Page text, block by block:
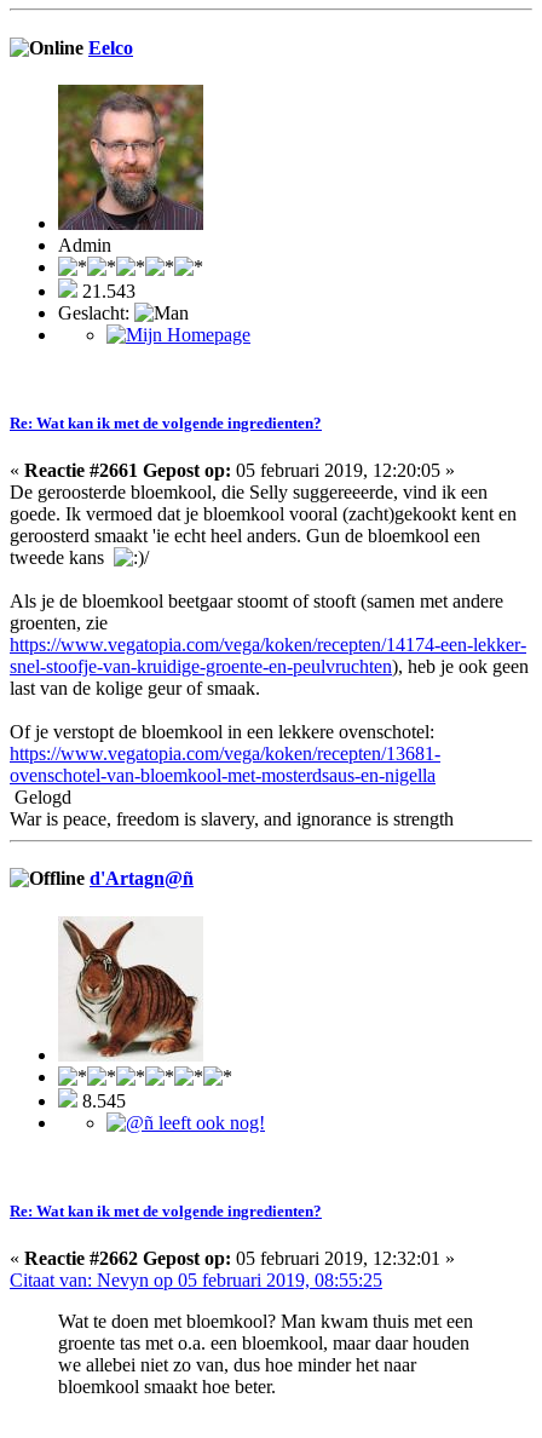
Eelco
Admin
21.543
Geslacht:
Re: Wat kan ik met de volgende ingredienten?
« Reactie #2661 Gepost op: 05 februari 2019, 12:20:05 »
De geroosterde bloemkool, die Selly suggereeerde, vind ik een
goede. Ik vermoed dat je bloemkool vooral (zacht)gekookt kent en
geroosterd smaakt 'ie echt heel anders. Gun de bloemkool een
tweede kans
/
Als je de bloemkool beetgaar stoomt of stooft (samen met andere
groenten, zie
https://www.vegatopia.com/vega/koken/recepten/14174-een-lekker-
snel-stoofje-van-kruidige-groente-en-peulvruchten), heb je ook geen
last van de kolige geur of smaak.
Of je verstopt de bloemkool in een lekkere ovenschotel:
https://www.vegatopia.com/vega/koken/recepten/13681-
ovenschotel-van-bloemkool-met-mosterdsaus-en-nigella
Gelogd
War is peace, freedom is slavery, and ignorance is strength
d'Artagn@ñ
8.545
Re: Wat kan ik met de volgende ingredienten?
« Reactie #2662 Gepost op: 05 februari 2019, 12:32:01 »
Citaat van: Nevyn op 05 februari 2019, 08:55:25
Wat te doen met bloemkool? Man kwam thuis met een
groente tas met o.a. een bloemkool, maar daar houden
we allebei niet zo van, dus hoe minder het naar
bloemkool smaakt hoe beter.